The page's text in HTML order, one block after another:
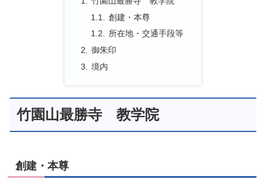
創建・本尊
所在地・交通手段等
御朱印
境内
竹園山最勝寺 教学院
創建・本尊